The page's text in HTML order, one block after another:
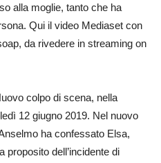
alla moglie, tanto che ha
Qui il video Mediaset con
da rivedere in streaming on
colpo di scena, nella
12 giugno 2019. Nel nuovo
ha confessato Elsa,
proposito dell’incidente di